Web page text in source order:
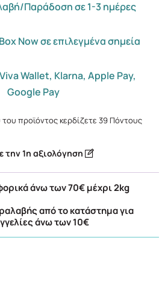
Παράδοση σε 1-3 ημέρες
Now σε επιλεγμένα σημεία
Wallet, Klarna, Apple Pay,
Google Pay
προϊόντος κερδίζετε 39 Πόντους
την 1η αξιολόγηση
άνω των 70€ μέχρι 2kg
από το κατάστημα για
άνω των 10€